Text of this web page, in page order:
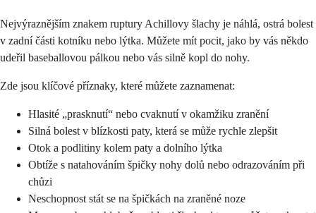
Nejvýraznějším znakem ruptury Achillovy šlachy je náhlá, ostrá bolest
v zadní části kotníku nebo lýtka. Můžete mít pocit, jako by vás někdo
udeřil baseballovou pálkou nebo vás silně kopl do nohy.
Zde jsou klíčové příznaky, které můžete zaznamenat:
Hlasité „prasknutí“ nebo cvaknutí v okamžiku zranění
Silná bolest v blízkosti paty, která se může rychle zlepšit
Otok a podlitiny kolem paty a dolního lýtka
Obtíže s natahováním špičky nohy dolů nebo odrazováním při
chůzi
Neschopnost stát se na špičkách na zraněné noze